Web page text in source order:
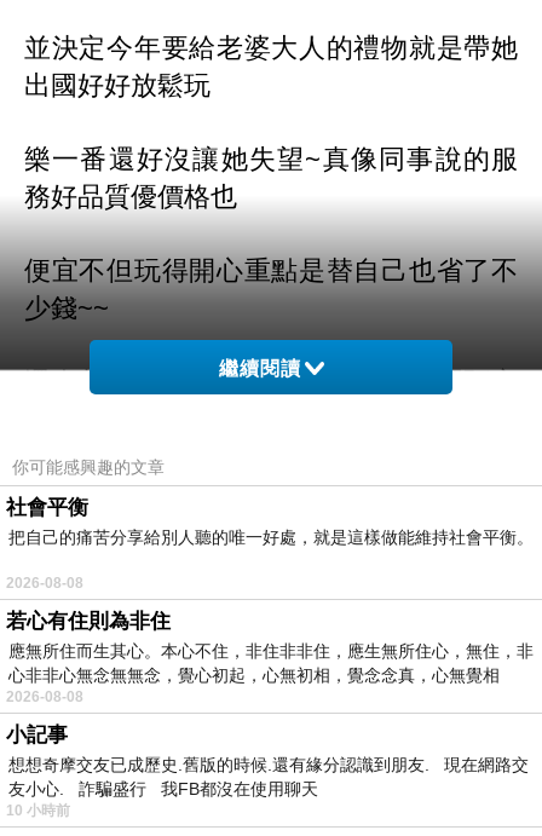
並決定今年要給老婆大人的禮物就是帶她
出國好好放鬆玩
樂一番還好沒讓她失望~真像同事說的服
務好品質優價格也
便宜不但玩得開心重點是替自己也省了不
少錢~~
還在苦惱不知道出遊想預訂房間哪裡預定
的嗎?快來看看唷~~
也太方便了吧！！不用在那邊找翻譯啦ＱＱ
夜晚青年旅舍 - 普吉島 的介紹在下面
如果有興趣到這附近玩的，不妨可以看看喔！
繼續閱讀
你可能感興趣的文章
社會平衡
把自己的痛苦分享給別人聽的唯一好處，就是這樣做能維持社會平衡。
2026-08-08
若心有住則為非住
應無所住而生其心。本心不住，非住非非住，應生無所住心，無住，非
心非非心無念無無念，覺心初起，心無初相，覺念念真，心無覺相
2026-08-08
小記事
想想奇摩交友已成歷史.舊版的時候.還有緣分認識到朋友. 現在網路交
友小心. 詐騙盛行 我FB都沒在使用聊天
10 小時前